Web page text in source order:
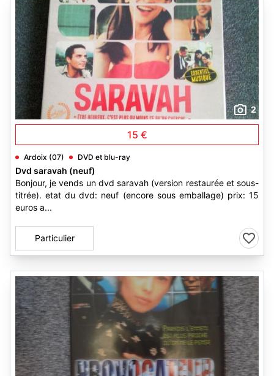
2
15 €
Ardoix (07) DVD et blu-ray
Dvd saravah (neuf)
Bonjour, je vends un dvd saravah (version restaurée et sous-
titrée). etat du dvd: neuf (encore sous emballage) prix: 15
euros a...
Particulier